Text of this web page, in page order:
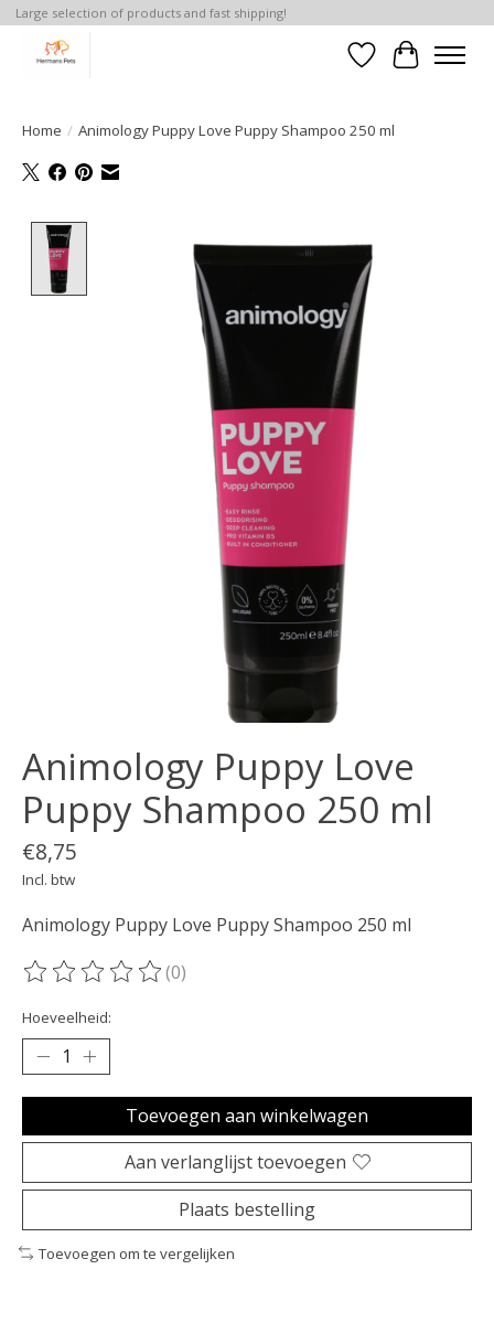
Large selection of products and fast shipping!
Verlanglijst
Home / Animology Puppy Love Puppy Shampoo 250 ml
Animology Puppy Love
Puppy Shampoo 250 ml
€8,75
Incl. btw
Animology Puppy Love Puppy Shampoo 250 ml
De beoordeling van dit product is
(0)
Hoeveelheid:
Toevoegen aan winkelwagen
Aan verlanglijst toevoegen
Plaats bestelling
Toevoegen om te vergelijken